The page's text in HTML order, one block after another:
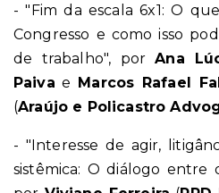
- "Fim da escala 6x1: O
Congresso e como isso
de trabalho", porAna
Paiva e Marcos Rafael
(Araújo e Policastro
- "Interesse de agir,
sistêmica: O diálogo entre